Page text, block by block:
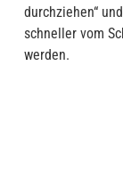
durchziehen“
schneller vom
werden.